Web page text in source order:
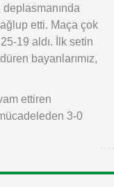
etti. Maça çok
19 aldı. İlk setin
bayanlarımız,
ettiren
3-0